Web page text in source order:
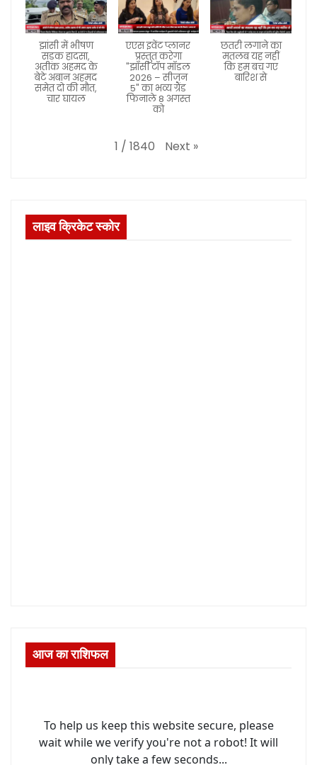
झांसी में भीषण
सड़क हादसा,
अतीक अहमद के
बेटे अबान अहमद
समेत दो की मौत,
चार घायल
एएस इवेंट प्लानर
प्रस्तुत करेगा
"झाँसी टॉप मॉडल
2026 – सीजन
5" का भव्य ग्रैंड
फिनाले 8 अगस्त
को
छतरी लगाने का
मतलब यह नहीं
कि हम बच गए
बारिश से
1 / 1840 Next »
लाइव क्रिकेट स्कोर
आज का राशिफल